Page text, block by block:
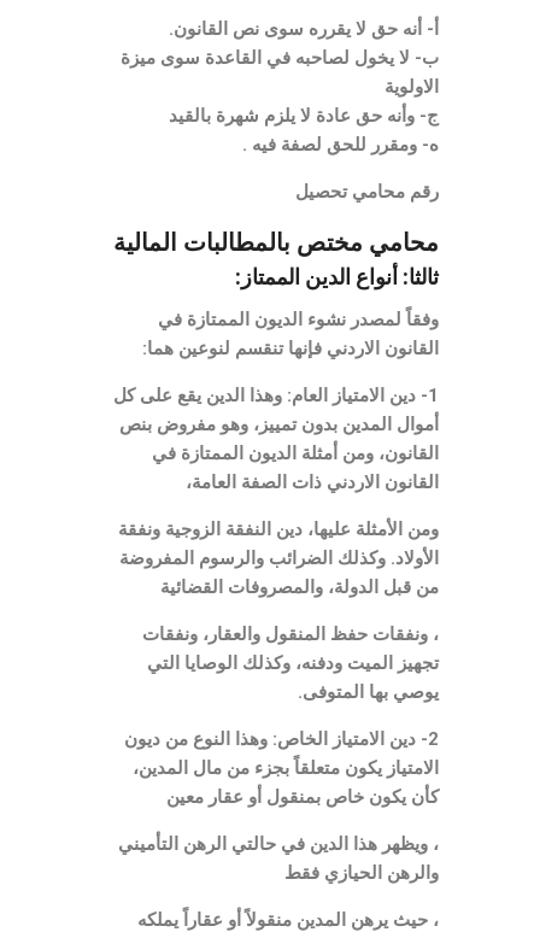
أ- أنه حق لا يقرره سوى نص القانون.
ب- لا يخول لصاحبه في القاعدة سوى ميزة
الاولوية
ج- وأنه حق عادة لا يلزم شهرة بالقيد
ه- ومقرر للحق لصفة فيه .
رقم محامي تحصيل
محامي مختص بالمطالبات المالية
ثالثا: أنواع الدين الممتاز:
وفقاً لمصدر نشوء الديون الممتازة في
القانون الاردني فإنها تنقسم لنوعين هما:
1- دين الامتياز العام: وهذا الدين يقع على كل
أموال المدين بدون تمييز، وهو مفروض بنص
القانون، ومن أمثلة الديون الممتازة في
القانون الاردني ذات الصفة العامة،
ومن الأمثلة عليها، دين النفقة الزوجية ونفقة
الأولاد. وكذلك الضرائب والرسوم المفروضة
من قبل الدولة، والمصروفات القضائية
، ونفقات حفظ المنقول والعقار، ونفقات
تجهيز الميت ودفنه، وكذلك الوصايا التي
يوصي بها المتوفى.
2- دين الامتياز الخاص: وهذا النوع من ديون
الامتياز يكون متعلقاً بجزء من مال المدين،
كأن يكون خاص بمنقول أو عقار معين
، ويظهر هذا الدين في حالتي الرهن التأميني
والرهن الحيازي فقط
، حيث يرهن المدين منقولاً أو عقاراً يملكه